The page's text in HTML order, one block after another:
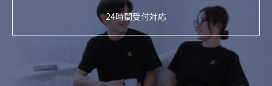
24時間受付対応